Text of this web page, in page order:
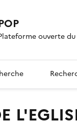
ouverte